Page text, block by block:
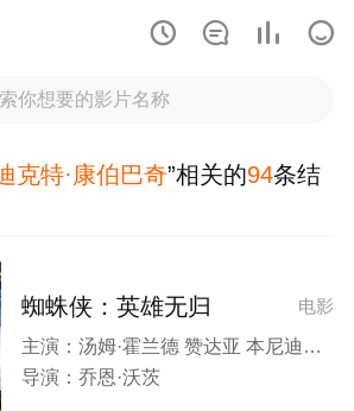
   
克特·康伯巴奇”相关的94条结
电影
蜘蛛侠：英雄无归
主演： 汤姆·霍兰德 赞达亚 本尼迪克特·康伯巴奇 雅各布·贝塔隆 托比·马奎尔 安德鲁·加菲尔德 玛丽莎·托梅 乔恩·费儒 王汉斌 威廉·达福 阿尔弗雷德·莫里纳 托马斯·哈登·丘奇 杰米·福克斯 瑞斯·伊凡斯 J·K·西蒙斯 查理·考克斯 安格瑞·赖斯 托尼·雷沃罗利 宝拉·纽瑟姆 汉尼拔·布勒斯 马丁·斯塔尔 J·B·斯穆夫 哈龙·汗 本·范德梅 加里·维克斯 马洛里·霍夫 里贾纳·陈婷 格伦·基奥
导演： 乔恩·沃茨